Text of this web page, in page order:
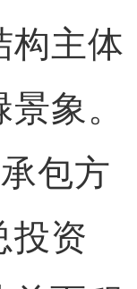
构主体
象。
包方
投资